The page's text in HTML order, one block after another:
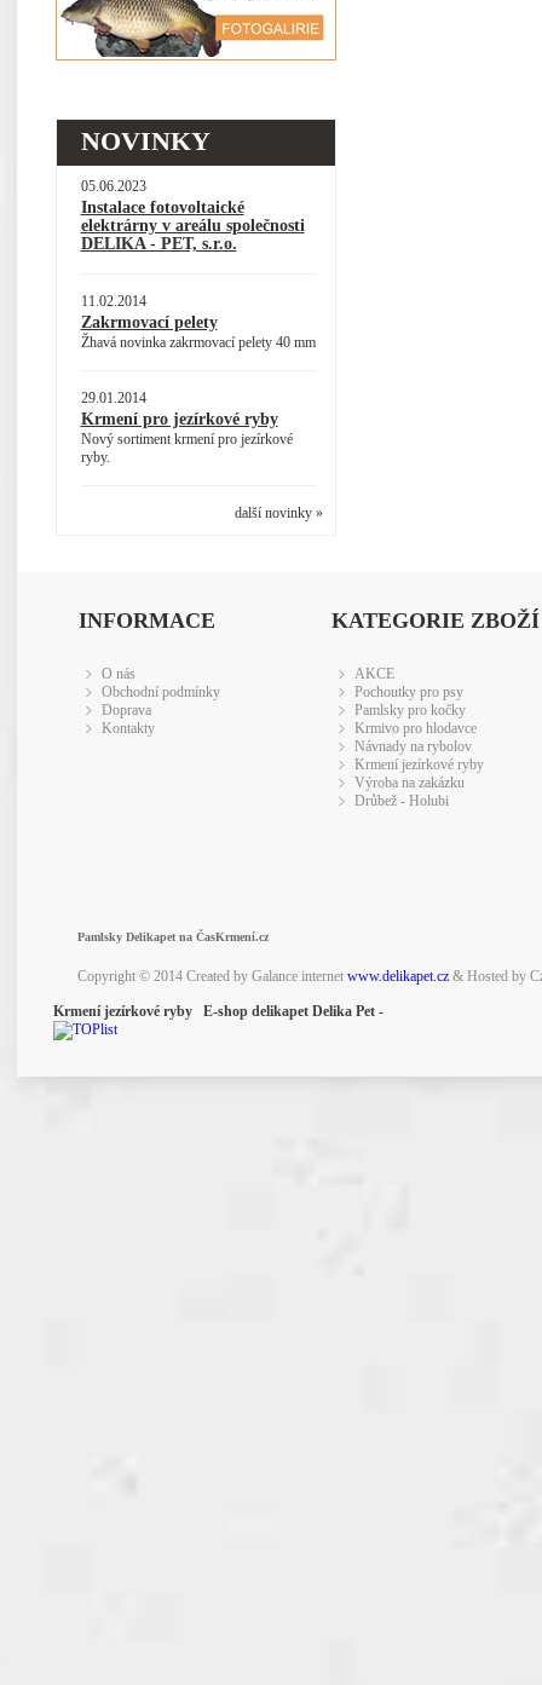
NOVINKY
05.06.2023
Instalace fotovoltaické
elektrárny v areálu společnosti
DELIKA - PET, s.r.o.
11.02.2014
Zakrmovací pelety
Žhavá novinka zakrmovací pelety 40 mm
29.01.2014
Krmení pro jezírkové ryby
Nový sortiment krmení pro jezírkové
ryby.
další novinky »
INFORMACE
O nás
Obchodní podmínky
Doprava
Kontakty
KATEGORIE ZBOŽÍ
AKCE
Pochoutky pro psy
Pamlsky pro kočky
Krmivo pro hlodavce
Návnady na rybolov
Krmení jezírkové ryby
Výroba na zakázku
Drůbež - Holubi
Pamlsky Delikapet na ČasKrmení.cz
Copyright © 2014 Created by Galance internet www.delikapet.cz& Hosted by
Krmení jezírkové ryby E-shop delikapet Delika Pet -